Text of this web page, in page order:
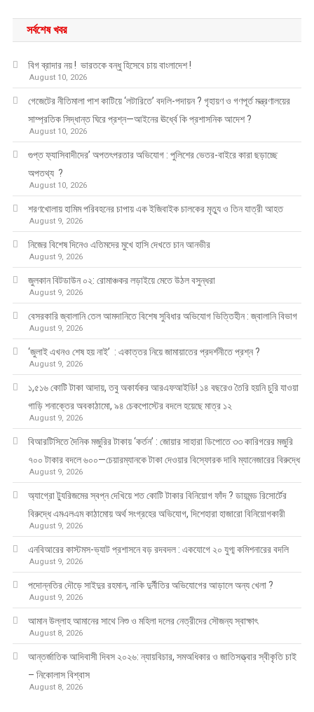
সর্বশেষ খবর
বিগ ব্রাদার নয় ! ভারতকে বন্ধু হিসেবে চায় বাংলাদেশ !
August 10, 2026
গেজেটের নীতিমালা পাশ কাটিয়ে ‘লটারিতে’ বদলি-পদায়ন ? গৃহায়ণ ও গণপূর্ত মন্ত্রণালয়ের
সাম্প্রতিক সিদ্ধান্ত ঘিরে প্রশ্ন—আইনের ঊর্ধ্বে কি প্রশাসনিক আদেশ ?
August 10, 2026
গুপ্ত ফ্যাসিবাদীদের’ অপতৎপরতার অভিযোগ : পুলিশের ভেতর-বাইরে কারা ছড়াচ্ছে
অপতথ্য ?
August 10, 2026
শরণখোলায় হামিম পরিবহনের চাপায় এক ইজিবাইক চালকের মৃত্যু ও তিন যাত্রী আহত
August 9, 2026
নিজের বিশেষ দিনেও এতিমদের মুখে হাসি দেখতে চান আনভীর
August 9, 2026
জুলকান বিটডাউন ০২: রোমাঞ্চকর লড়াইয়ে মেতে উঠল বসুন্ধরা
August 9, 2026
বেসরকারি জ্বালানি তেল আমদানিতে বিশেষ সুবিধার অভিযোগ ভিত্তিহীন : জ্বালানি বিভাগ
August 9, 2026
‘জুলাই এখনও শেষ হয় নাই’ : একাত্তর নিয়ে জামায়াতের প্রদর্শনীতে প্রশ্ন ?
August 9, 2026
১,৫১৬ কোটি টাকা আদায়, তবু অকার্যকর আরএফআইডি! ১৪ বছরেও তৈরি হয়নি চুরি যাওয়া
গাড়ি শনাক্তের অবকাঠামো, ৯৪ চেকপোস্টের বদলে হয়েছে মাত্র ১২
August 9, 2026
বিআরটিসিতে দৈনিক মজুরির টাকায় ‘কর্তন’ : জোয়ার সাহারা ডিপোতে ৩৩ কারিগরের মজুরি
৭০০ টাকার বদলে ৬০০—চেয়ারম্যানকে টাকা দেওয়ার বিস্ফোরক দাবি ম্যানেজারের বিরুদ্ধে
August 9, 2026
অ্যাগ্রো ট্যুরিজমের স্বপ্ন দেখিয়ে শত কোটি টাকার বিনিয়োগ ফাঁদ ? ডায়মন্ড রিসোর্টের
বিরুদ্ধে এমএলএম কাঠামোয় অর্থ সংগ্রহের অভিযোগ, দিশেহারা হাজারো বিনিয়োগকারী
August 9, 2026
এনবিআরের কাস্টমস-ভ্যাট প্রশাসনে বড় রদবদল : একযোগে ২০ যুগ্ম কমিশনারের বদলি
August 9, 2026
পদোন্নতির দৌড়ে সাইদুর রহমান, নাকি দুর্নীতির অভিযোগের আড়ালে অন্য খেলা ?
August 9, 2026
আমান উল্লাহ আমানের সাথে নিশু ও মহিলা দলের নেত্রীদের সৌজন্য স্বাক্ষাৎ
August 8, 2026
আন্তর্জাতিক আদিবাসী দিবস ২০২৬: ন্যায়বিচার, সমঅধিকার ও জাতিসত্ত্বার স্বীকৃতি চাই
– নিকোলাস বিশ্বাস
August 8, 2026